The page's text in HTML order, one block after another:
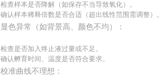
检查样本是否降解（如保存不当导致氧化）。
确认样本稀释倍数是否合适（超出线性范围需调整）。
显色异常（如背景高、颜色不均）：
检查是否加入终止液过量或不足。
确认孵育时间、温度是否符合要求。
校准曲线不理想：